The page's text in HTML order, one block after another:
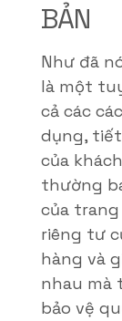
BẢN
Như đã
là một
cả các
dụng,
của
thường
của
riêng tư
hàng và
nhau mà
bảo vệ